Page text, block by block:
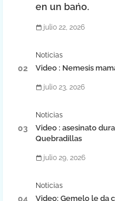
en un bańo.
julio 22, 2026
Noticias
Video : Nemesis
julio 23, 2026
Noticias
Video : asesinato
Quebradillas
julio 29, 2026
Noticias
Video: Gemelo le da